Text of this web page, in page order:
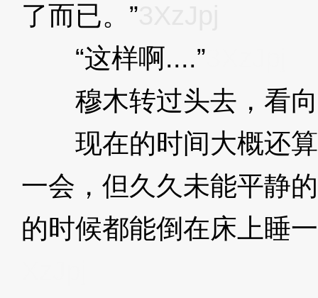
了而已。”
“这样啊....”
穆木转过头去，看向
现在的时间大概还算
一会，但久久未能平静
的时候都能倒在床上睡